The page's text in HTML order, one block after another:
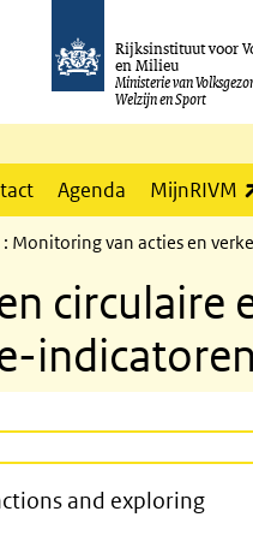
Rijksinstituut voor
en Milieu
Ministerie van
Welzijn en Sport
Agenda MijnRIVM
Monitoring van acties en
:
and exploring